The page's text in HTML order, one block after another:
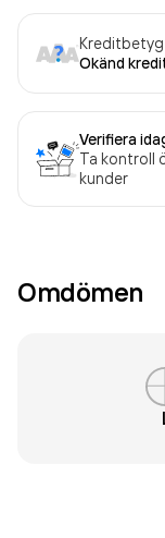
Okänd
Verifiera
Ta kontroll
kunder
Omdömen